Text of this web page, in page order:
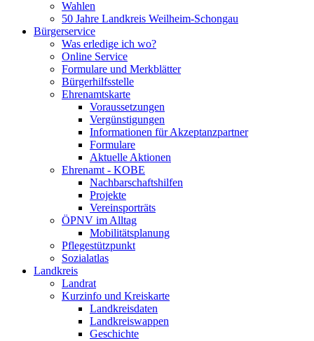
Wahlen
50 Jahre Landkreis Weilheim-Schongau
Bürgerservice
Was erledige ich wo?
Online Service
Formulare und Merkblätter
Bürgerhilfsstelle
Ehrenamtskarte
Voraussetzungen
Vergünstigungen
Informationen für Akzeptanzpartner
Formulare
Aktuelle Aktionen
Ehrenamt - KOBE
Nachbarschaftshilfen
Projekte
Vereinsporträts
ÖPNV im Alltag
Mobilitätsplanung
Pflegestützpunkt
Sozialatlas
Landkreis
Landrat
Kurzinfo und Kreiskarte
Landkreisdaten
Landkreiswappen
Geschichte